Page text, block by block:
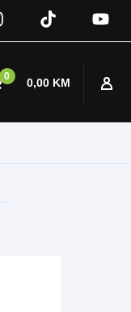
0 0,00 KM